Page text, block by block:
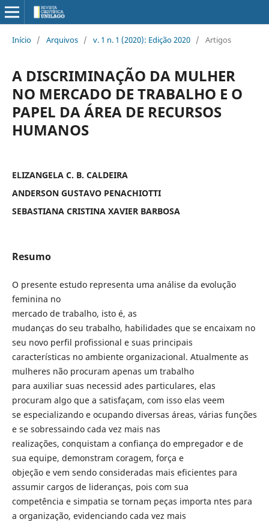
Início / Arquivos / v. 1 n. 1 (2020): Edição 2020 / Artigos
A DISCRIMINAÇÃO DA MULHER
NO MERCADO DE TRABALHO E O
PAPEL DA ÁREA DE RECURSOS
HUMANOS
ELIZANGELA C. B. CALDEIRA
ANDERSON GUSTAVO PENACHIOTTI
SEBASTIANA CRISTINA XAVIER BARBOSA
Resumo
O presente estudo representa uma análise da evolução
feminina no
mercado de trabalho, isto é, as
mudanças do seu trabalho, habilidades que se encaixam no
seu novo perfil profissional e suas principais
características no ambiente organizacional. Atualmente as
mulheres não procuram apenas um trabalho
para auxiliar suas necessid ades particulares, elas
procuram algo que a satisfaçam, com isso elas veem
se especializando e ocupando diversas áreas, várias funções
e se sobressaindo cada vez mais nas
realizações, conquistam a confiança do empregador e de
sua equipe, demonstram coragem, força e
objeção e vem sendo consideradas mais eficientes para
assumir cargos de lideranças, pois com sua
competência e simpatia se tornam peças importa ntes para
a organização, evidenciando cada vez mais